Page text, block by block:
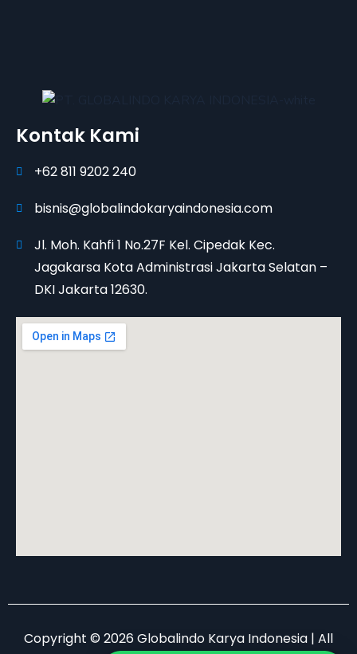
Kontak Kami
+62 811 9202 240
bisnis@globalindokaryaindonesia.com
Jl. Moh. Kahfi 1 No.27F Kel. Cipedak Kec.
Jagakarsa Kota Administrasi Jakarta Selatan –
DKI Jakarta 12630.
Copyright © 2026 Globalindo Karya Indonesia | All